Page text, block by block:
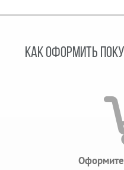
КАК ОФОРМИТЬ
Оформите